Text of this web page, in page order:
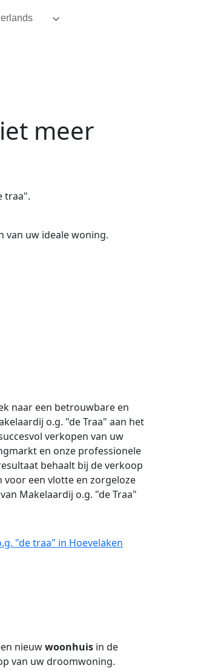
meer
traa".
van uw ideale woning.
naar een betrouwbare en
o.g. "de Traa" aan het
verkopen van uw
en onze professionele
behaalt bij de verkoop
voor een vlotte en zorgeloze
Makelaardij o.g. "de Traa"
"de traa" in Hoevelaken
nieuwwoonhuis in de
van uw droomwoning.